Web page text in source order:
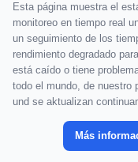
Esta página muestra el
monitoreo en tiempo real
un seguimiento de los
rendimiento degradado
está caído o tiene
todo el mundo, de nuestro
und se aktualizan
Más